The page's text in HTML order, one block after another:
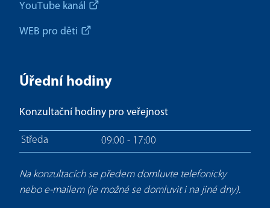
YouTube kanál
WEB pro děti
Úřední hodiny
Konzultační hodiny pro veřejnost
Středa 09:00 - 17:00
Na konzultacích se předem domluvte telefonicky
nebo e-mailem (je možné se domluvit i na jiné dny).